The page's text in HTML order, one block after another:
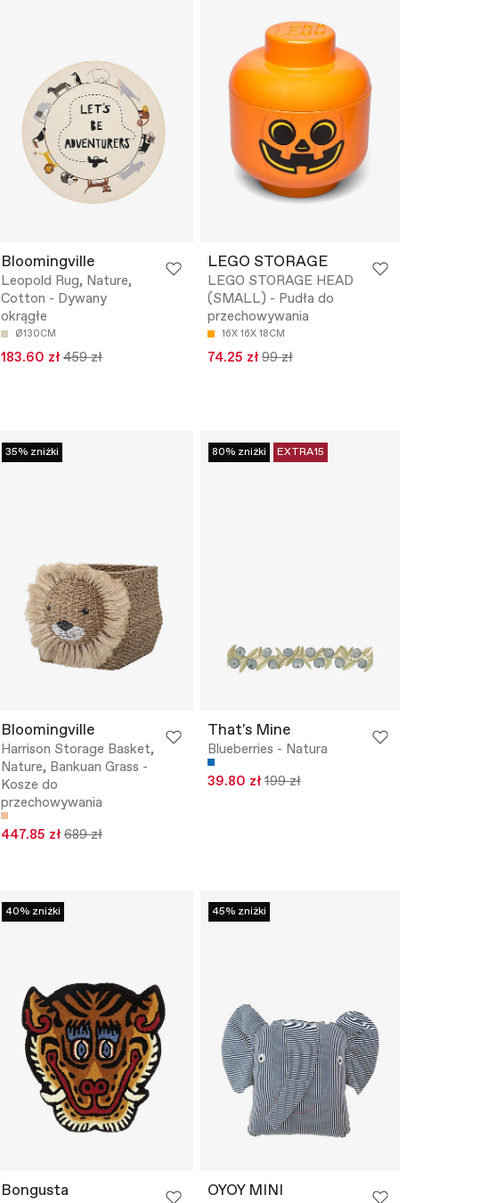
Bloomingville
Leopold Rug, Nature,
Cotton - Dywany
okrągłe
Ø130CM
183.60 zł 459 zł
LEGO STORAGE
LEGO STORAGE HEAD
(SMALL) - Pudła do
przechowywania
16X 16X 18CM
74.25 zł 99 zł
35% zniżki
Bloomingville
Harrison Storage Basket,
Nature, Bankuan Grass -
Kosze do
przechowywania
447.85 zł 689 zł
80% zniżki EXTRA15
That's Mine
Blueberries - Natura
39.80 zł 199 zł
40% zniżki
Bongusta
45% zniżki
OYOY MINI